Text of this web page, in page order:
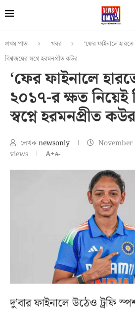
প্রথম পাতা খবর
‘ফের ফাইনালে
বিশ্বজয়ের স্বপ্নে হরমনপ্রীত কউর
‘ফের ফাইনালে
২০১৭-র ক্ষত নিয়েই
স্বপ্নে হরমনপ্রীত কউর
লেখকnewsonly November
views
A+A-
দু’বার ফাইনালে উঠেও ট্রফি